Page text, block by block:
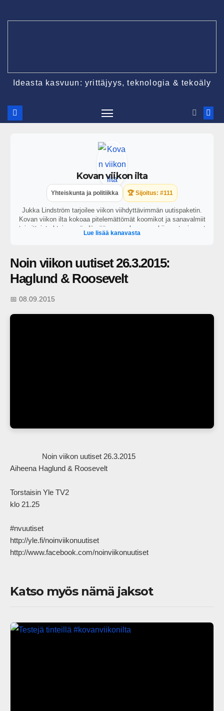
Ideasta kasvuun: yrittäjyys, teknologia & tekoäly
Kovan viikon ilta
Yhteiskunta ja politiikka 🏆 Sijoitus: #111
Jukka Lindström tarjoilee viikon viihdyttävimmän uutispaketin.
Kovan viikon ilta kokoaa pitelemättömät koomikot ja sanavalmiit
toimittajat yhteisen pöydän ääreen perkaamaan kiinnostavimmat
ajankohtaiset puheenaiheet. https://areena.yle.fi/1-64828919?
Lue lisää kanavasta
Noin viikon uutiset 26.3.2015:
Haglund & Roosevelt
📅 08.09.2015
Aiheena Haglund & Roosevelt
Torstaisin Yle TV2
klo 21.25
#nvuutiset
http://yle.fi/noinviikonuutiset
http://www.facebook.com/noinviikonuutiset
Katso myös nämä jaksot